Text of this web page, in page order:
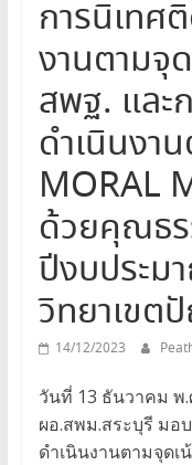
การ
ศึกษา
มัธยมศึกษา
สระบุรี
การนิเทศ
งานตามจุ
สพฐ. และ
ดำเนินงา
MORAL
ด้วยคุณธร
ปีงบประม
วิทยาเขต
14/12/2023
วันที่ 13 ธันวาคม พ.
ผอ.สพม.สระบุรี ม
ดำเนินงานตามจุดเ